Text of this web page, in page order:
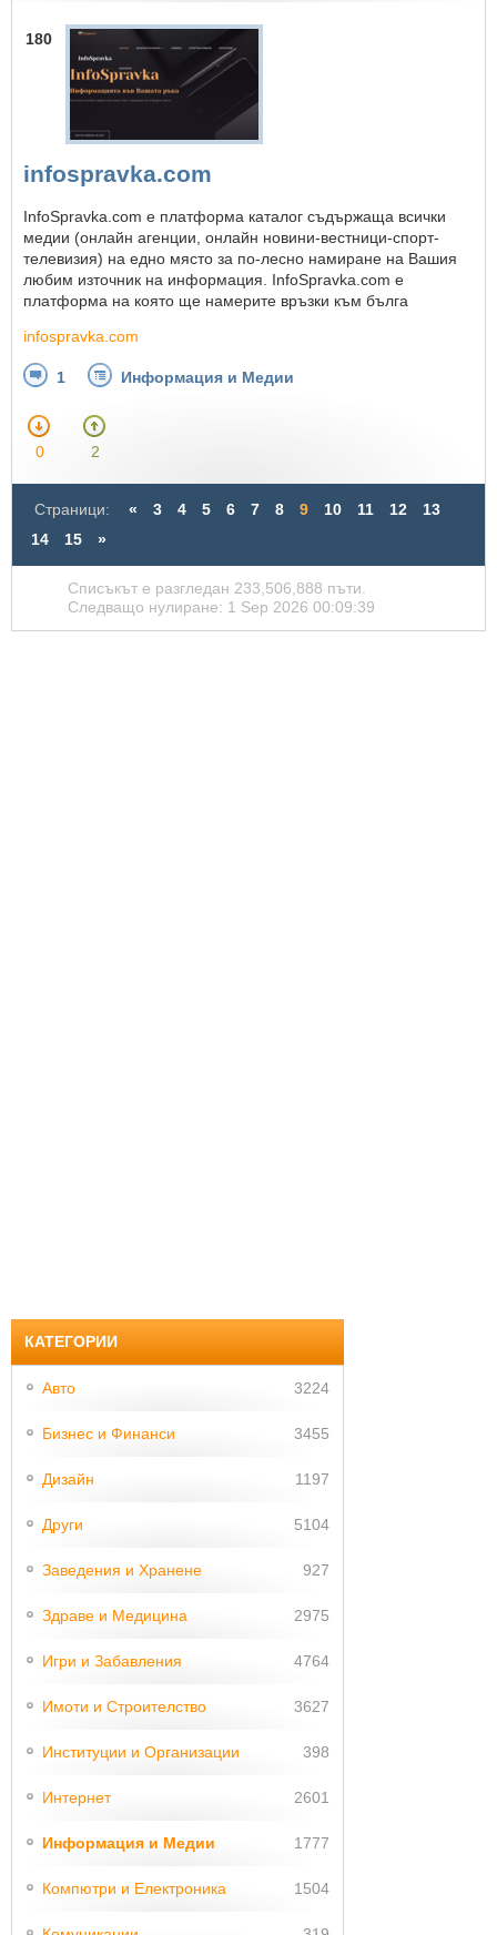
180
infospravka.com
InfoSpravka.com е платформа каталог съдържаща всички
медии (онлайн агенции, онлайн новини-вестници-спорт-
телевизия) на едно място за по-лесно намиране на Вашия
любим източник на информация. InfoSpravka.com е
платформа на която ще намерите връзки към бълга
infospravka.com
1 Информация и Медии
0 2
Страници: « 3 4 5 6 7 8 9 10 11 12
13
14
15 »
Списъкът е разгледан 233,506,888 пъти.
Следващо нулиране: 1 Sep 2026 00:09:39
КАТЕГОРИИ
Авто 3224
Бизнес и Финанси 3455
Дизайн 1197
Други 5104
Заведения и Хранене 927
Здраве и Медицина 2975
Игри и Забавления 4764
Имоти и Строителство 3627
Институции и Организации 398
Интернет 2601
Информация и Медии 1777
Компютри и Електроника 1504